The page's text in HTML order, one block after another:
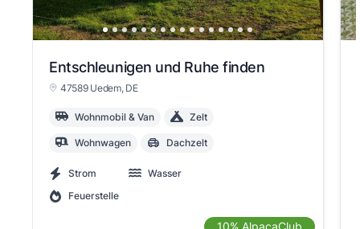
Entschleunigen und Ruhe finden
47589 Uedem, DE
Wohnmobil & Van Zelt
Wohnwagen Dachzelt
Strom
Wasser
Feuerstelle
10% AlpacaClub